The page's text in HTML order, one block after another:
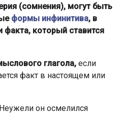
(сомнения), могут быть
формы инфинитива, в
факта, который ставится
глагола, если
факт в настоящем или
он осмелился